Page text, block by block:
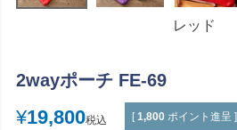
レッド
2wayポーチ FE-69
¥19,800税込 [ 1,800 ポイント進呈 ]